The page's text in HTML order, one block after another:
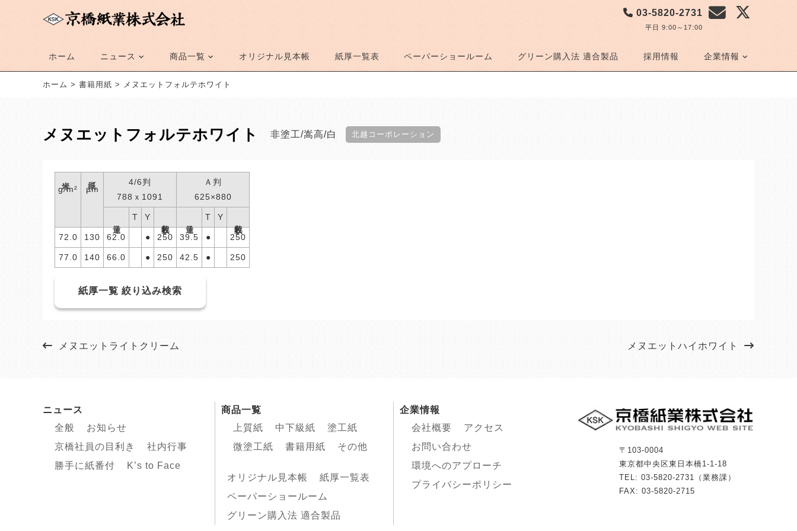
03-5820-2731
平日 9:00～17:00
ホーム ニュース 商品一覧 オリジナル見本帳 紙厚一覧表 ペーパーショールーム グリーン購入法 適合製品 採用情報 企業情報
ホーム > 書籍用紙 > メヌエットフォルテホワイト
メヌエットフォルテホワイト 非塗工 嵩高 白 北越コーポレーション
g/m² µm
4/6判
788ｘ1091
Ａ判
625×880
T Y T Y
72.0 130 62.0 ● 250 39.5 ● 250
77.0 140 66.0 ● 250 42.5 ● 250
紙厚一覧 絞り込み検索
メヌエットハイホワイト
メヌエットライトクリーム
ニュース
全般
お知らせ
京橋社員の目利き
社内行事
勝手に紙番付
K’s to Face
商品一覧
上質紙
中下級紙
塗工紙
微塗工紙
書籍用紙 その他
オリジナル見本帳
紙厚一覧表
ペーパーショールーム
グリーン購入法 適合製品
企業情報
会社概要
アクセス
お問い合わせ
環境へのアプローチ
プライバシーポリシー
〒103-0004
東京都中央区東日本橋1-1-18
TEL: 03-5820-2731（業務課）
FAX: 03-5820-2715